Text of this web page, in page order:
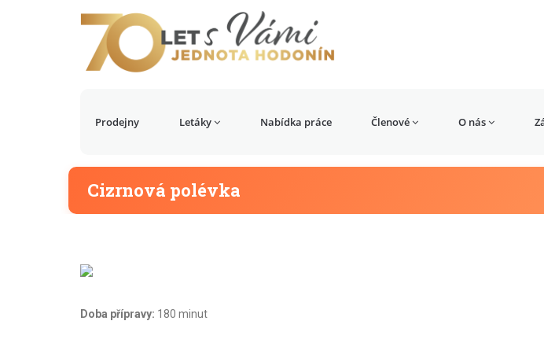
Prodejny Letáky Nabídka práce Členové O nás
Cizrnová polévka
Doba přípravy: 180 minut